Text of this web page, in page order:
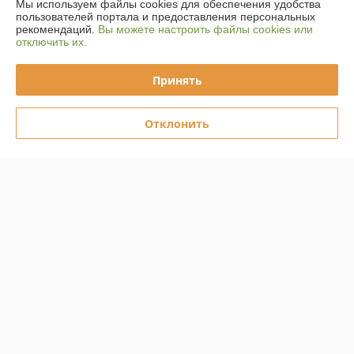
О нас
Доставка и оплата
Полная версия сайта
Мы используем файлы cookies для обеспечения удобства
пользователей портала и предоставления персональных
рекомендаций. Вы можете настроить файлы cookies или
отключить их.
Принять
Отклонить